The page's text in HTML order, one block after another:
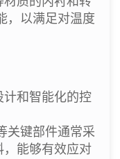
，以满足对温度
和智能化的控
关键部件通常采
，能够有效应对